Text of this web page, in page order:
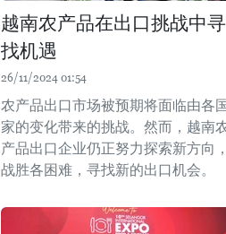
越南农产品在出口挑战中寻
找机遇
26/11/2024 01:54
农产品出口市场被预期将面临由各
家的变化带来的挑战。然而，越南
产品出口企业仍正努力探索新方向，
战胜各困难，寻找新的出口机会。